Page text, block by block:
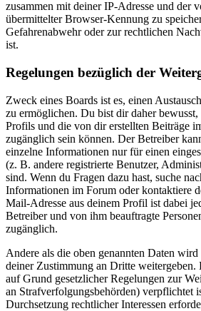
zusammen mit deiner IP-Adresse und der
übermittelter Browser-Kennung zu
Gefahrenabwehr oder zur rechtlichen
ist.
Regelungen bezüglich der
Zweck eines Boards ist es, einen
zu ermöglichen. Du bist dir daher bewusst,
Profils und die von dir erstellten Beiträge
zugänglich sein können. Der Betreiber
einzelne Informationen nur für einen
(z. B. andere registrierte Benutzer,
sind. Wenn du Fragen dazu hast, suche
Informationen im Forum oder kontaktiere
Mail-Adresse aus deinem Profil ist dabei
Betreiber und von ihm beauftragte
zugänglich.
Andere als die oben genannten Daten
deiner Zustimmung an Dritte
auf Grund gesetzlicher Regelungen zur
an Strafverfolgungsbehörden) verpflichtet
Durchsetzung rechtlicher Interessen